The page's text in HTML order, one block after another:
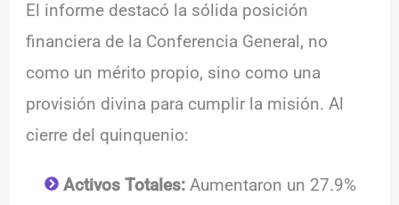
El informe destacó la sólida posición
financiera de la Conferencia General, no
como un mérito propio, sino como una
provisión divina para cumplir la misión. Al
cierre del quinquenio:
Activos Totales: Aumentaron un 27.9%